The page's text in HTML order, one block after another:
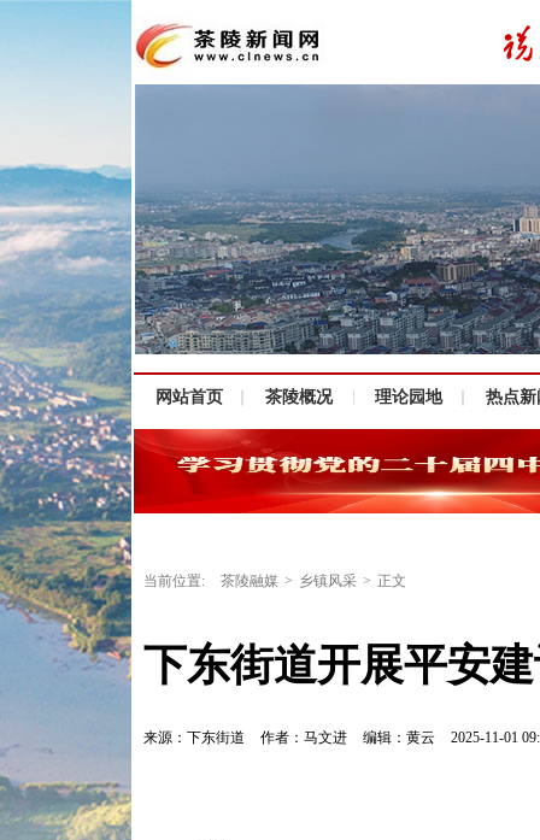
网站首页 茶陵概况 理论园地 热点新
当前位置: 茶陵融媒 > 乡镇风采 > 正文
下东街道开展平安
来源：下东街道 作者：马文进 编辑：黄云 2025-11-01